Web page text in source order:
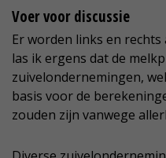
Voer voor discussie
Er worden links en
las ik ergens dat de
zuivelondernemingen,
basis voor de
zouden zijn vanwege